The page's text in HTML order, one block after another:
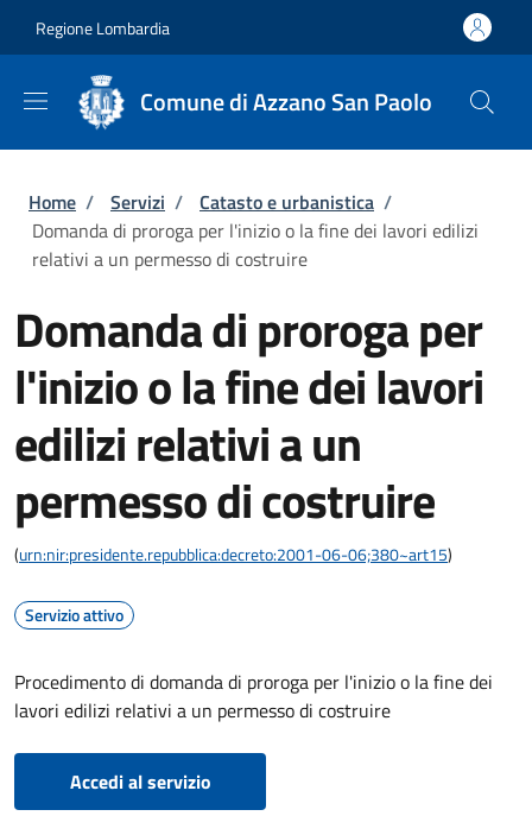
Regione Lombardia
Comune di Azzano San Paolo
Briciole di pane
Home / Servizi / Catasto e urbanistica /
Domanda di proroga per l'inizio o la fine dei lavori edilizi
relativi a un permesso di costruire
Domanda di proroga per
l'inizio o la fine dei lavori
edilizi relativi a un
permesso di costruire
(urn:nir:presidente.repubblica:decreto:2001-06-06;380~art15)
Servizio attivo
Procedimento di domanda di proroga per l'inizio o la fine dei
lavori edilizi relativi a un permesso di costruire
Accedi al servizio